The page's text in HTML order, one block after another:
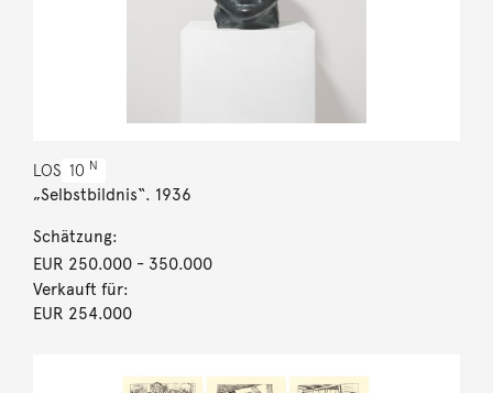
LOS 10 N
„Selbstbildnis“. 1936
Schätzung:
EUR 250.000- 350.000
Verkauft für:
EUR 254.000